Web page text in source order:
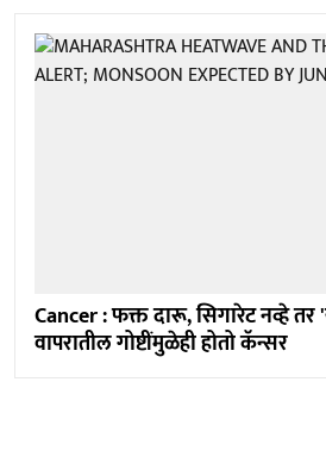
Cancer : फक्त दारू, सिगारेट नव्हे तर
वापरातील गोष्टींमुळेही होतो कॅन्सर